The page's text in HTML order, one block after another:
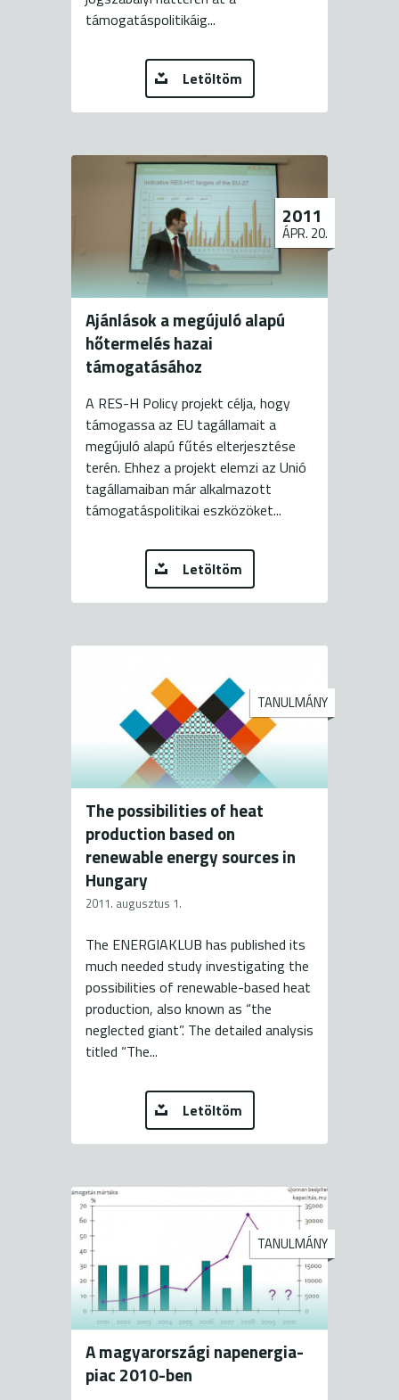
támogatáspolitikáig...
Letöltöm
Ajánlások a megújuló alapú
hőtermelés hazai
támogatásához
2011
ÁPR. 20.
A RES-H Policy projekt célja, hogy
támogassa az EU tagállamait a
megújuló alapú fűtés elterjesztése
terén. Ehhez a projekt elemzi az Unió
tagállamaiban már alkalmazott
támogatáspolitikai eszközöket...
Letöltöm
TANULMÁNY
The possibilities of heat
production based on
renewable energy sources in
Hungary
2011. augusztus 1.
The ENERGIAKLUB has published its
much needed study investigating the
possibilities of renewable-based heat
production, also known as “the
neglected giant”. The detailed analysis
titled “The...
Letöltöm
TANULMÁNY
A magyarországi napenergia-
piac 2010-ben